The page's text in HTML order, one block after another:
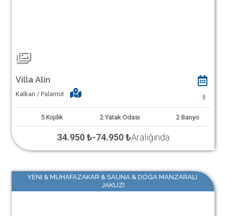
Villa Alin
Kalkan / Palamut 1
5 Kişilik 2 Yatak Odası 2 Banyo
34.950 ₺-74.950 ₺Aralığında
YENI & MUHAFAZAKAR & SAUNA & DOGA MANZARALI
JAKUZI